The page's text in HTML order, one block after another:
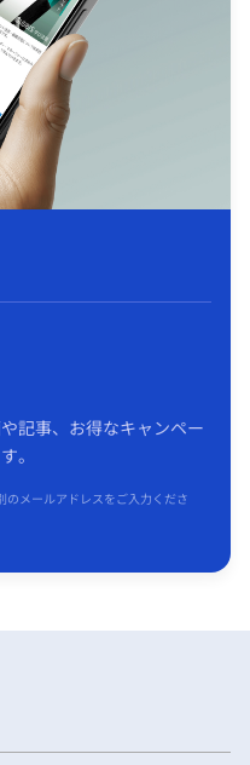
記事、お得なキャンペー
。
のメールアドレスをご入力くださ